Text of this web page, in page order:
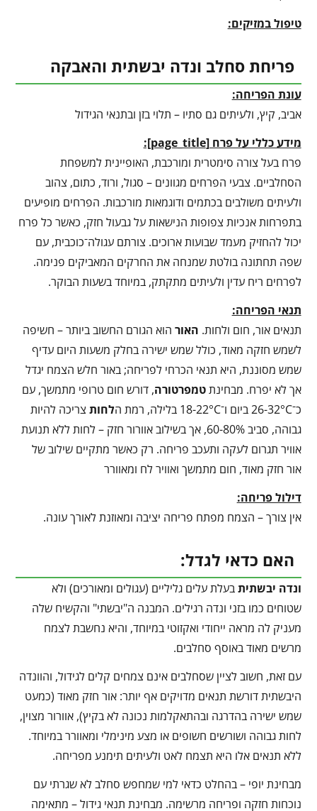
טיפול במזיקים:
פריחת סחלב ונדה יבשתית והאבקה
עונת הפריחה:
אביב, קיץ, ולעיתים גם סתיו – תלוי בזן ובתנאי הגידול
מידע כללי על פרח [page_title
]:
פרח בעל צורה סימטרית ומורכבת, האופיינית למשפחת
הסחלביים. צבעי הפרחים מגוונים – סגול, ורוד, כתום, צהוב
ולעיתים משולבים בכתמים ודוגמאות מורכבות. הפרחים מופיעים
בתפרחות אנכיות צפופות הנישאות על גבעול חזק, כאשר כל פרח
יכול להחזיק מעמד שבועות ארוכים. צורתם עגולה־כוכבית, עם
שפה תחתונה בולטת שמנחה את החרקים המאביקים פנימה.
לפרחים ריח עדין ולעיתים מתקתק, במיוחד בשעות הבוקר.
תנאי הפריחה:
תנאים אור, חום ולחות. האור הוא הגורם החשוב ביותר – חשיפה
לשמש חזקה מאוד, כולל שמש ישירה בחלק משעות היום עדיף
שמש מסוננת, היא תנאי הכרחי לפריחה; באור חלש הצמח יגדל
אך לא יפרח. מבחינתטמפרטורה, דורש חום טרופי מתמשך, עם
כ־26-32°C ביום ו־18-22°C בלילה, רמת ה
לחות צריכה להיות
גבוהה, סביב 60-80%, אך בשילוב אוורור חזק – לחות ללא תנועת
אוויר תגרום לעקה ותעכב פריחה. רק כאשר מתקיים שילוב של
אור חזק מאוד, חום מתמשך ואוויר לח ומאוורר
דילול פריחה:
אין צורך – הצמח מפתח פריחה יציבה ומאוזנת לאורך עונה.
האם כדאי לגדל:
ונדה יבשתיתבעלת עלים גליליים (עגולים ומאורכים) ולא
שטוחים כמו בזני ונדה רגילים. המבנה ה"יבשתי" והקשיח שלה
מעניק לה מראה ייחודי ואקזוטי במיוחד, והיא נחשבת לצמח
מרשים מאוד באוסף סחלבים.
עם זאת, חשוב לציין שסחלבים אינם צמחים קלים לגידול, והוונדה
היבשתית דורשת תנאים מדויקים אף יותר: אור חזק מאוד (כמעט
שמש ישירה בהדרגה ובהתאקלמות נכונה לא בקיץ), אוורור מצוין,
לחות גבוהה ושורשים חשופים או מצע מינימלי ומאוורר במיוחד.
ללא תנאים אלו היא תצמח לאט ולעיתים תימנע מפריחה.
מבחינת יופי – בהחלט כדאי למי שמחפש סחלב לא שגרתי עם
נוכחות חזקה ופריחה מרשימה. מבחינת תנאי גידול – מתאימה